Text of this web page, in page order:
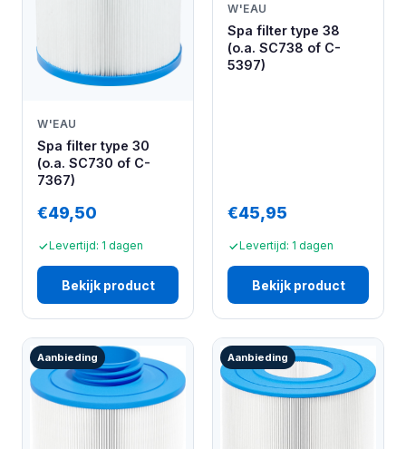
W'EAU
Spa filter type 30
(o.a. SC730 of C-
7367)
€49,50
Levertijd: 1 dagen
Bekijk product
W'EAU
Spa filter type 38
(o.a. SC738 of C-
5397)
€45,95
Levertijd: 1 dagen
Bekijk product
Aanbieding Aanbieding